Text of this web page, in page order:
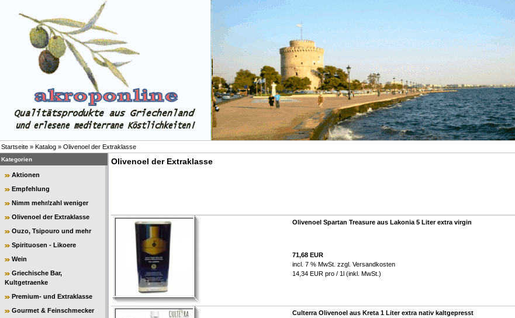
Startseite » Katalog » Olivenoel der Extraklasse
Kategorien
Aktionen
Empfehlung
Nimm mehr/zahl weniger
Olivenoel der Extraklasse
Ouzo, Tsipouro und mehr
Spirituosen - Likoere
Wein
Griechische Bar,
Kultgetraenke
Premium- und Extraklasse
Gourmet & Feinschmecker
Olivenoel der Extraklasse
Olivenoel Spartan Treasure aus Lakonia 5 Liter extra virgin
71,68 EUR
incl. 7 % MwSt. zzgl. Versandkosten
14,34 EUR pro / 1l (inkl. MwSt.)
Culterra Olivenoel aus Kreta 1 Liter extra nativ kaltgepresst